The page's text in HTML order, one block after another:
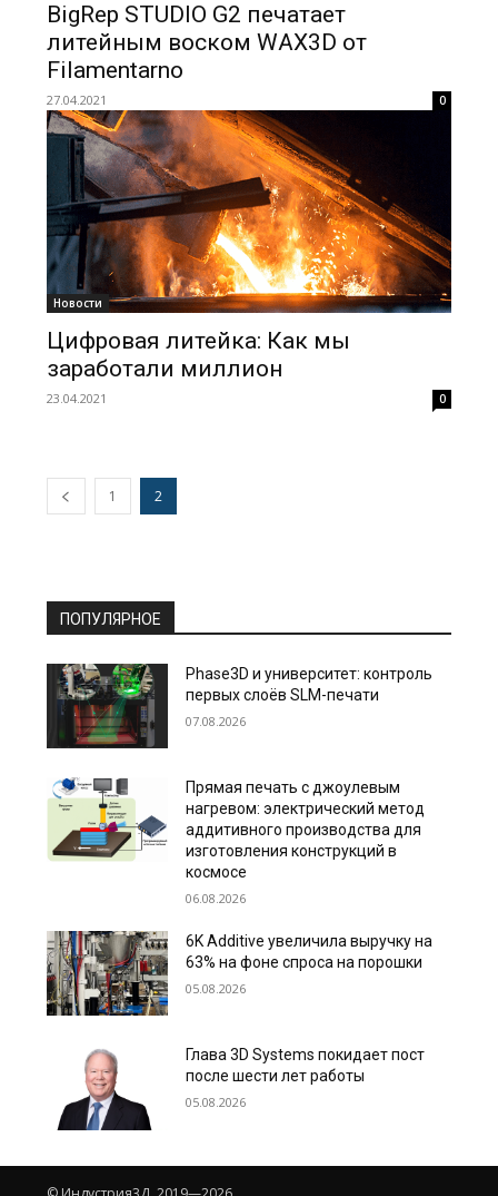
BigRep STUDIO G2 печатает
литейным воском WAX3D от
Filamentarno
27.04.2021 0
Новости
Цифровая литейка: Как мы
заработали миллион
23.04.2021 0
1 2
ПОПУЛЯРНОЕ
Phase3D и университет: контроль
первых слоёв SLM-печати
07.08.2026
Прямая печать с джоулевым
нагревом: электрический метод
аддитивного производства для
изготовления конструкций в
космосе
06.08.2026
6K Additive увеличила выручку на
63% на фоне спроса на порошки
05.08.2026
Глава 3D Systems покидает пост
после шести лет работы
05.08.2026